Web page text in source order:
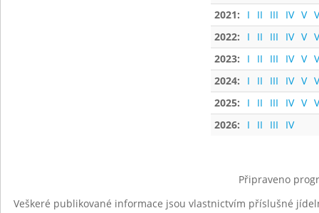
2021:
I II III IV V
2022:
I II III IV V
2023:
I II III IV V
2024:
I II III IV V
2025:
I II III IV V
2026:
I II III IV
Připraveno
Veškeré publikované informace jsou vlastnictvím příslušné